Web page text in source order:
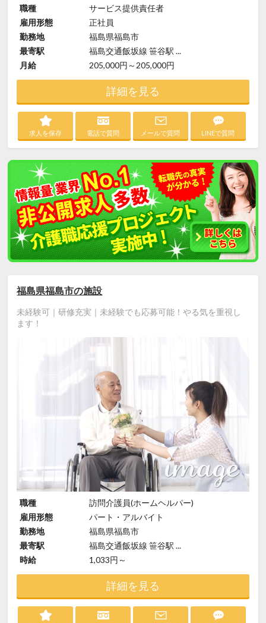
職種
サービス提供責任者
雇用形態
正社員
勤務地
福島県福島市
最寄駅
福島交通飯坂線 笹谷駅 ...
月給
205,000円～205,000円
詳細を見る
求人を保存 電話で質問 メールで質問 LINEで質問
福島県福島市の施設
未経験可｜研修充実｜未経験でも応募可能！やる気を重視し
ます！
職種
訪問介護員(ホームヘルパー)
雇用形態
パート・アルバイト
勤務地
福島県福島市
最寄駅
福島交通飯坂線 笹谷駅 ...
時給
1,033円～
詳細を見る